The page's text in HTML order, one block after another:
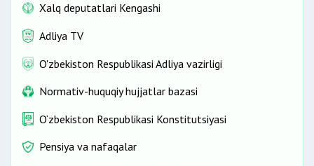
Xalq deputatlari Kengashi
Adliya TV
O'zbekiston Respublikasi Adliya vazirligi
Normativ-huquqiy hujjatlar bazasi
O‘zbekiston Respublikasi Konstitutsiyasi
Pensiya va nafaqalar